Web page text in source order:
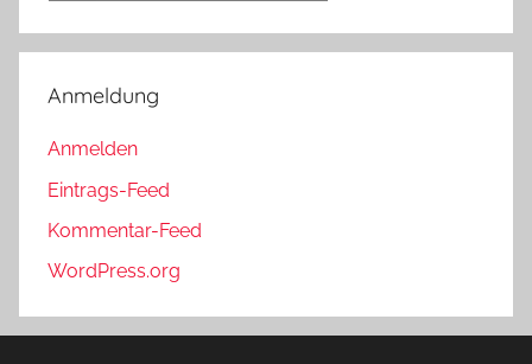
Anmeldung
Anmelden
Eintrags-Feed
Kommentar-Feed
WordPress.org